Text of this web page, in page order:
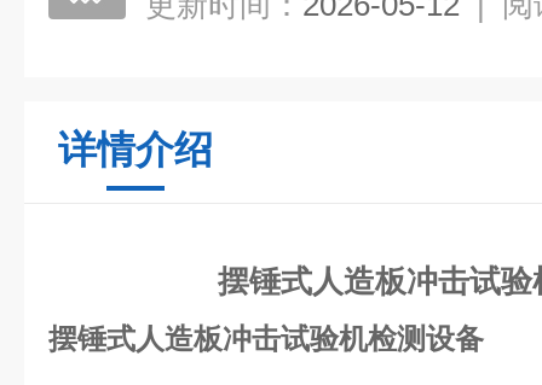
详情介绍
摆锤式人造板冲击试
摆锤式人造板冲击试验机检测设备